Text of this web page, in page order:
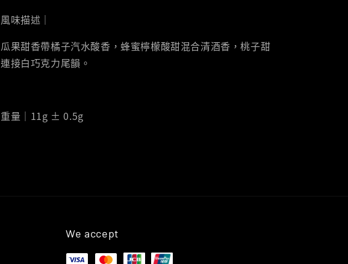
風味描述｜
瓜果甜香帶橘子汽水酸香，蜂蜜檸檬酸甜混合清酒香，桃子甜
連接白巧克力尾韻。
重量｜11g ± 0.5g
We accept